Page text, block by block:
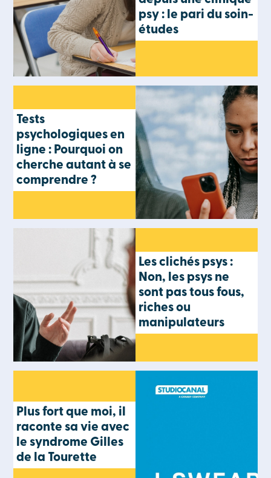
psy : le pari du soin-
études
Tests
psychologiques en
ligne : Pourquoi on
cherche autant à se
comprendre ?
Les clichés psys :
Non, les psys ne
sont pas tous fous,
riches ou
manipulateurs
Plus fort que moi, il
raconte sa vie avec
le syndrome Gilles
de la Tourette